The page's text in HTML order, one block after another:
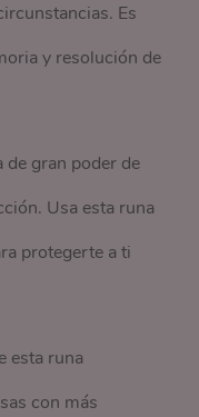
Es
y resolución de
de gran poder de
Usa esta runa
protegerte a ti
esta runa
con más